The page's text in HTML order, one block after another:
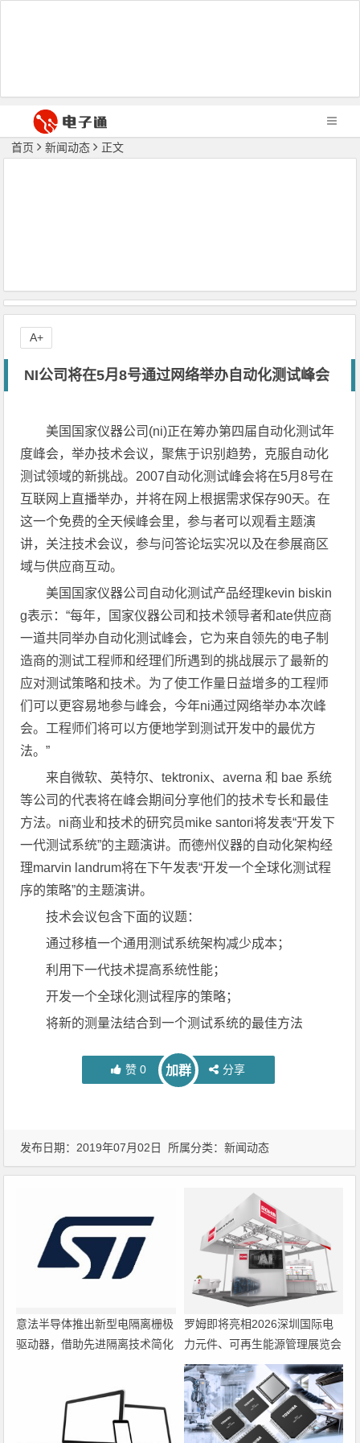
首页 新闻动态 正文
NI公司将在5月8号通过网络举办自动化测试峰会
美国国家仪器公司(ni)正在筹办第四届自动化测试年
度峰会，举办技术会议，聚焦于识别趋势，克服自动化
测试领域的新挑战。2007自动化测试峰会将在5月8号在
互联网上直播举办，并将在网上根据需求保存90天。在
这一个免费的全天候峰会里，参与者可以观看主题演
讲，关注技术会议，参与问答论坛实况以及在参展商区
域与供应商互动。
美国国家仪器公司自动化测试产品经理kevin biskin
g表示：“每年，国家仪器公司和技术领导者和ate供应商
一道共同举办自动化测试峰会，它为来自领先的电子制
造商的测试工程师和经理们所遇到的挑战展示了最新的
应对测试策略和技术。为了使工作量日益增多的工程师
们可以更容易地参与峰会，今年ni通过网络举办本次峰
会。工程师们将可以方便地学到测试开发中的最优方
法。”
来自微软、英特尔、tektronix、averna 和 bae 系统
等公司的代表将在峰会期间分享他们的技术专长和最佳
方法。ni商业和技术的研究员mike santori将发表“开发下
一代测试系统”的主题演讲。而德州仪器的自动化架构经
理marvin landrum将在下午发表“开发一个全球化测试程
序的策略”的主题演讲。
技术会议包含下面的议题：
通过移植一个通用测试系统架构减少成本；
利用下一代技术提高系统性能；
开发一个全球化测试程序的策略；
将新的测量法结合到一个测试系统的最佳方法
赞 0 加群 分享
A+
发布日期：2019年07月02日 所属分类：新闻动态
意法半导体推出新型电隔离栅极
驱动器，借助先进隔离技术简化
罗姆即将亮相2026深圳国际电
力元件、可再生能源管理展览会
暨研讨会